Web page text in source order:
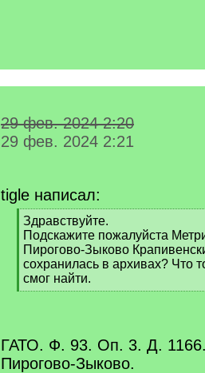
29 фев. 2024 2:20
29 фев. 2024 2:21
tigle написал:
[
q
]
Здравствуйте.
Подскажите пожалуйста
Пирогово-Зыково
сохранилась в архивах? Что
смог найти.
[
ГАТО. Ф. 93. Оп. 3. Д.
Пирогово-Зыково.